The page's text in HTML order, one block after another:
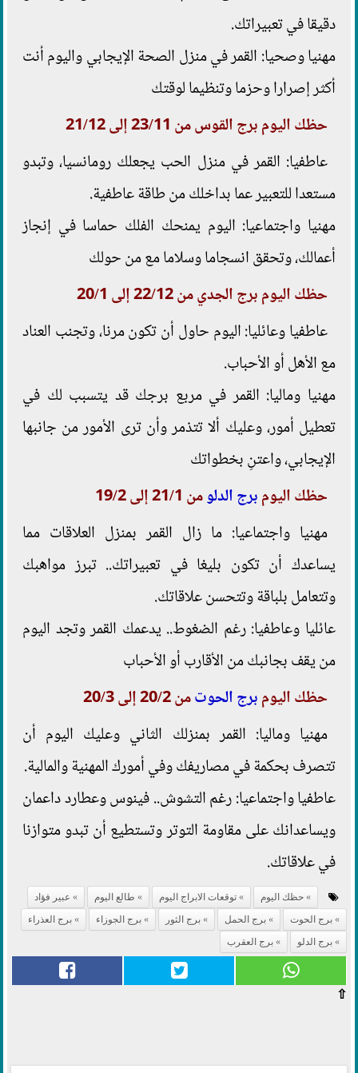
دقيقا في تعبيراتك.
مهنيا وصحيا: القمر في منزل الصحة الإيجابي واليوم أنت
أكثر إصرارا وحزما وتنظيما لوقتك
حظك اليوم برج القوس من 23/11 إلى 21/12
عاطفيا: القمر في منزل الحب يجعلك رومانسيا، وتبدو
مستعدا للتعبير عما بداخلك من طاقة عاطفية.
مهنيا واجتماعيا: اليوم يمنحك الفلك حماسا في إنجاز
أعمالك، وتحقق انسجاما وسلاما مع من حولك
حظك اليوم برج الجدي من 22/12 إلى 20/1
عاطفيا وعائليا: اليوم حاول أن تكون مرنا، وتجنب العناد
مع الأهل أو الأحباب.
مهنيا وماليا: القمر في مربع برجك قد يتسبب لك في
تعطيل أمور، وعليك ألا تتذمر وأن ترى الأمور من جانبها
الإيجابي، واعتنِ بخطواتك
حظك اليومبرج الدلومن 21/1 إلى 19/2
مهنيا واجتماعيا: ما زال القمر بمنزل العلاقات مما
يساعدك أن تكون بليغا في تعبيراتك.. تبرز مواهبك
وتتعامل بلباقة وتتحسن علاقاتك.
عائليا وعاطفيا: رغم الضغوط.. يدعمك القمر وتجد اليوم
من يقف بجانبك من الأقارب أو الأحباب
حظك اليومبرج الحوتمن 20/2 إلى 20/3
مهنيا وماليا: القمر بمنزلك الثاني وعليك اليوم أن
تتصرف بحكمة في مصاريفك وفي أمورك المهنية والمالية.
عاطفيا واجتماعيا: رغم التشوش.. فينوس وعطارد داعمان
ويساعدانك على مقاومة التوتر وتستطيع أن تبدو متوازنا
في علاقاتك.
حظك اليوم توقعات الابراج اليوم طالع اليوم
عبير فؤاد
برج الحوت
برج الحمل برج الثور برج الجوزاء
برج العذراء
برج الدلو
برج العقرب
⇧